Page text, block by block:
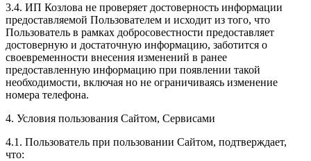
3.4. ИП Козлова не проверяет достоверность информации
предоставляемой Пользователем и исходит из того, что
Пользователь в рамках добросовестности предоставляет
достоверную и достаточную информацию, заботится о
своевременности внесения изменений в ранее
предоставленную информацию при появлении такой
необходимости, включая но не ограничиваясь изменение
номера телефона.
4. Условия пользования Сайтом, Сервисами
4.1. Пользователь при пользовании Сайтом, подтверждает,
что: